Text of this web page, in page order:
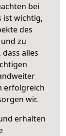
bei
ist wichtig,
des
und zu
alles
erfolgreich
wir.
erhalten